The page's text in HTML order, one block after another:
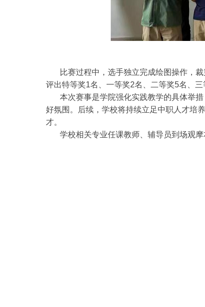
比赛过程中，选手独立完成绘图操作，裁
评出特等奖1名、一等奖2名、二等奖5名、
本次赛事是学院强化实践教学的具体举措
好氛围。后续，学校将持续立足中职人才培
才。
学校相关专业任课教师、辅导员到场观摩